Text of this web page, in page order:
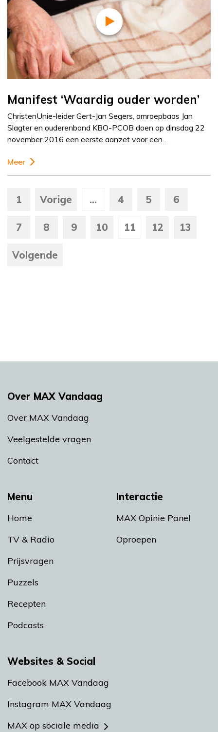
Manifest ‘Waardig ouder worden’
ChristenUnie-leider Gert-Jan Segers, omroepbaas Jan
Slagter en ouderenbond KBO-PCOB doen op dinsdag 22
november 2016 een eerste aanzet voor een…
Meer
1 Vorige ... 4 5 6
7 8 9 10 11 12 13
Volgende
Menu
Home
TV & Radio
Prijsvragen
Puzzels
Recepten
Podcasts
Interactie
MAX Opinie Panel
Oproepen
Over MAX Vandaag
Over MAX Vandaag
Veelgestelde vragen
Contact
Websites & Social
Facebook MAX Vandaag
Instagram MAX Vandaag
MAX op sociale media